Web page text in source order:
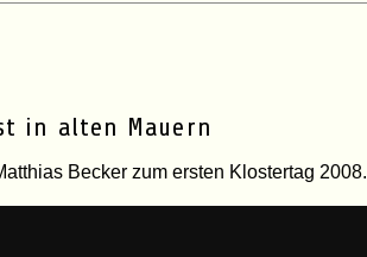
in alten Mauern
Becker zum ersten Klostertag 2008.